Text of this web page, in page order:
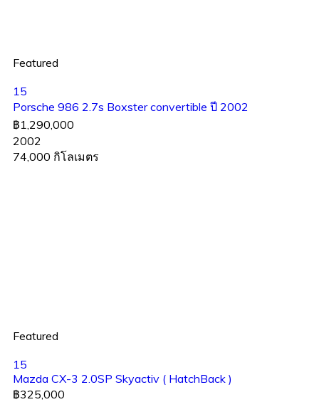
Featured
15
Porsche 986 2.7s Boxster convertible ปี 2002
฿1,290,000
2002
74,000 กิโลเมตร
Featured
15
Mazda CX-3 2.0SP Skyactiv ( HatchBack )
฿325,000